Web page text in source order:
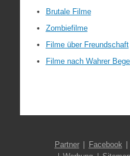
Brutale Filme
Zombiefilme
Filme über Freundschaft
Filme nach Wahrer
Partner Facebook